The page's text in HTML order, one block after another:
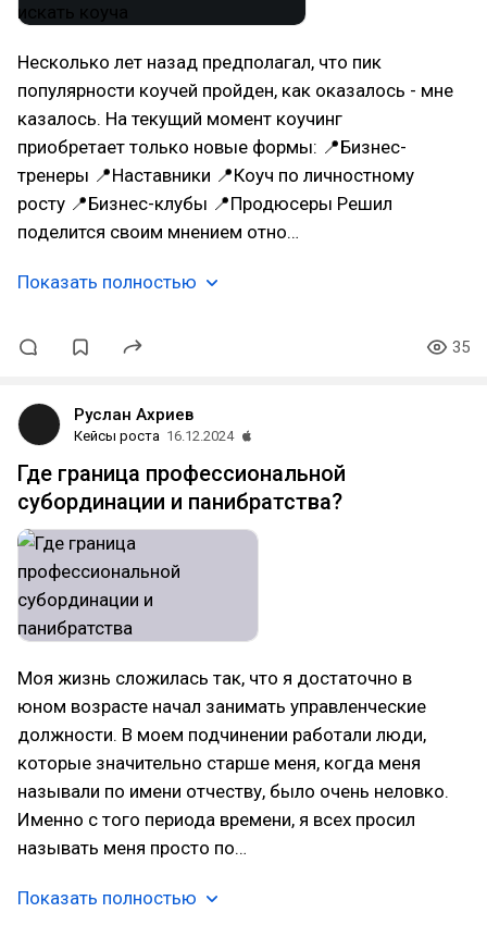
Несколько лет назад предполагал, что пик
популярности коучей пройден, как оказалось - мне
казалось. На текущий момент коучинг
приобретает только новые формы: 📍Бизнес-
тренеры 📍Наставники 📍Коуч по личностному
росту 📍Бизнес-клубы 📍Продюсеры Решил
поделится своим мнением отно…
Показать полностью
35
Руслан Ахриев
Кейсы роста 16.12.2024
Где граница профессиональной
субординации и панибратства?
Моя жизнь сложилась так, что я достаточно в
юном возрасте начал занимать управленческие
должности. В моем подчинении работали люди,
которые значительно старше меня, когда меня
называли по имени отчеству, было очень неловко.
Именно с того периода времени, я всех просил
называть меня просто по…
Показать полностью